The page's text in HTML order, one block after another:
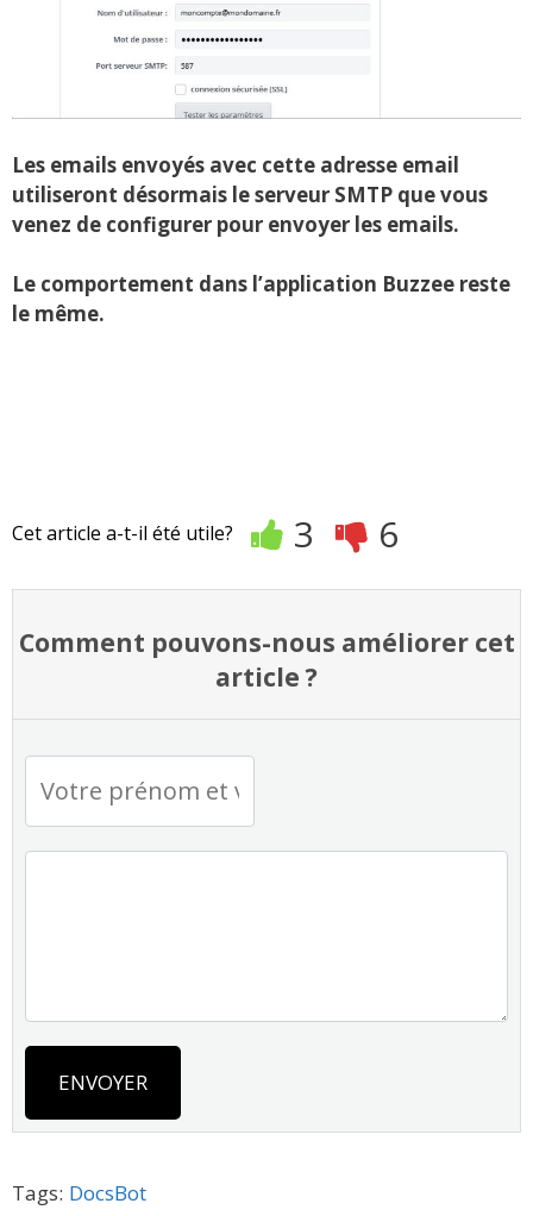
Les emails envoyés avec cette adresse email
utiliseront désormais le serveur SMTP que vous
venez de configurer pour envoyer les emails.
Le comportement dans l’application Buzzee reste
le même.
Cet article a-t-il été utile? 3 6
Comment pouvons-nous améliorer cet
article ?
ENVOYER
Tags: DocsBot